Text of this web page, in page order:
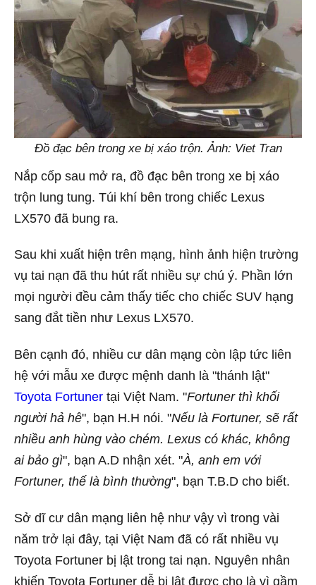
Đồ đạc bên trong xe bị xáo trộn. Ảnh: Viet Tran
Nắp cốp sau mở ra, đồ đạc bên trong xe bị xáo
trộn lung tung. Túi khí bên trong chiếc Lexus
LX570 đã bung ra.
Sau khi xuất hiện trên mạng, hình ảnh hiện trường
vụ tai nạn đã thu hút rất nhiều sự chú ý. Phần lớn
mọi người đều cảm thấy tiếc cho chiếc SUV hạng
sang đắt tiền như Lexus LX570.
Bên cạnh đó, nhiều cư dân mạng còn lập tức liên
hệ với mẫu xe được mệnh danh là "thánh lật"
Toyota Fortuner tại Việt Nam. "Fortuner thì khối
người hả hê", bạn H.H nói. "Nếu là Fortuner, sẽ rất
nhiều anh hùng vào chém. Lexus có khác, không
ai bảo gì", bạn A.D nhận xét. "À, anh em với
Fortuner, thế là bình thường", bạn T.B.D cho biết.
Sở dĩ cư dân mạng liên hệ như vậy vì trong vài
năm trở lại đây, tại Việt Nam đã có rất nhiều vụ
Toyota Fortuner bị lật trong tai nạn. Nguyên nhân
khiến Toyota Fortuner dễ bị lật được cho là vì gầm